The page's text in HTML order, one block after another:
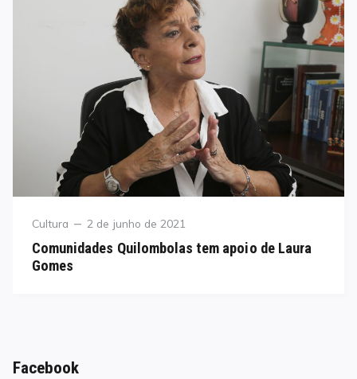
Category
Cultura
Posted
2 de junho de 2021
Comunidades Quilombolas tem apoio de Laura
Gomes
Facebook